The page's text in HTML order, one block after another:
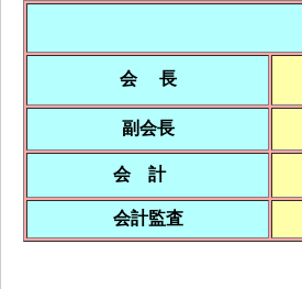
会 長
副会長
会 計
会計監査